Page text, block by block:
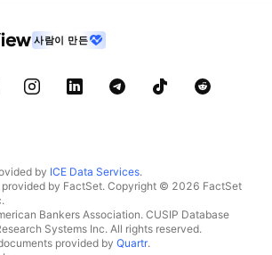
사람이 만든
by ICE Data Services.
by FactSet. Copyright © 2026 FactSet
Bankers Association. CUSIP Database
Systems Inc. All rights reserved.
provided by Quartr.